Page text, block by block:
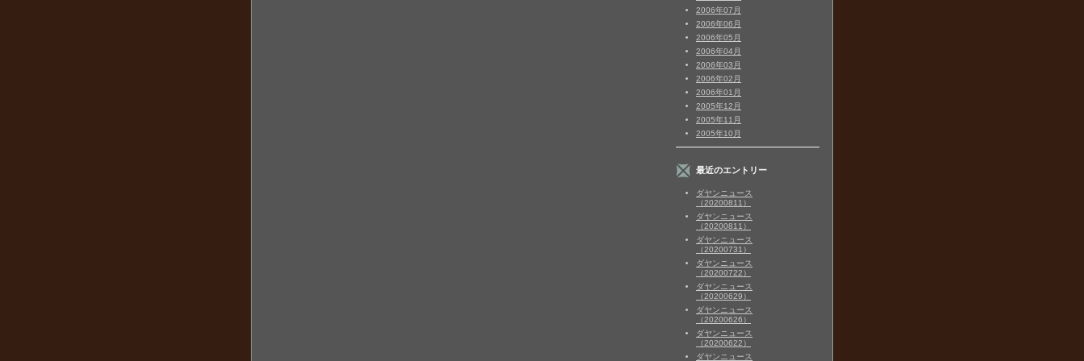
2006年07月
2006年06月
2006年05月
2006年04月
2006年03月
2006年02月
2006年01月
2005年12月
2005年11月
2005年10月
最近のエントリー
ダヤンニュース
（20200811）
ダヤンニュース
（20200811）
ダヤンニュース
（20200731）
ダヤンニュース
（20200722）
ダヤンニュース
（20200629）
ダヤンニュース
（20200626）
ダヤンニュース
（20200622）
ダヤンニュース